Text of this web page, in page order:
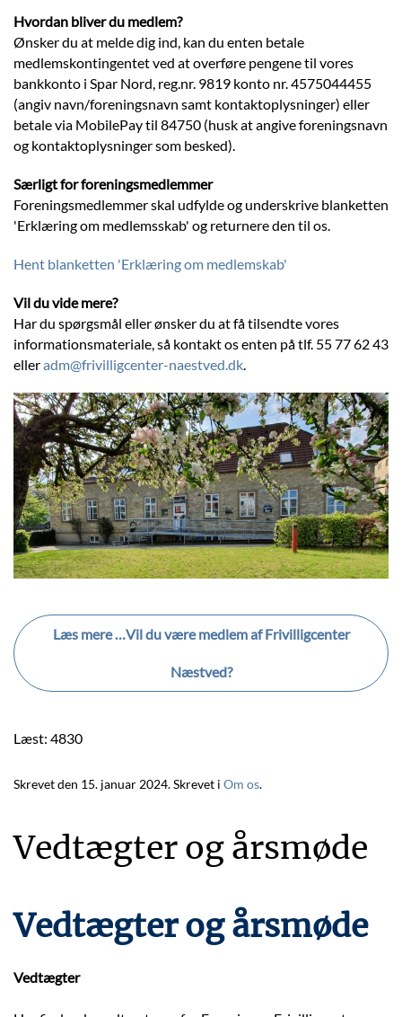
Hvordan bliver du medlem?
Ønsker du at melde dig ind, kan du enten betale
medlemskontingentet ved at overføre pengene til vores
bankkonto i Spar Nord, reg.nr. 9819 konto nr. 4575044455
(angiv navn/foreningsnavn samt kontaktoplysninger) eller
betale via MobilePay til 84750 (husk at angive foreningsnavn
og kontaktoplysninger som besked).
Særligt for foreningsmedlemmer
Foreningsmedlemmer skal udfylde og underskrive blanketten
'Erklæring om medlemsskab' og returnere den til os.
Hent blanketten 'Erklæring om medlemskab'
Vil du vide mere?
Har du spørgsmål eller ønsker du at få tilsendte vores
informationsmateriale, så kontakt os enten på tlf. 55 77 62 43
elleradm@frivilligcenter-naestved.dk.
Læs mere …Vil du være medlem af Frivilligcenter
Næstved?
Læst: 4830
Skrevet den 15. januar 2024. Skrevet i Om os.
Vedtægter og årsmøde
Vedtægter og årsmøde
Vedtægter